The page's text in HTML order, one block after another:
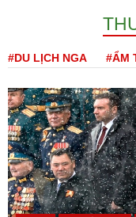
#DU LỊCH NGA #ẨM